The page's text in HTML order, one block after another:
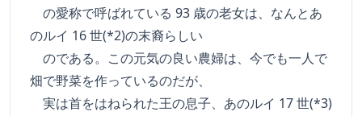
の愛称で呼ばれている 93 歳の老女は、なんとあ
のルイ 16 世(*2)の末裔らしい
のである。この元気の良い農婦は、今でも一人で
畑で野菜を作っているのだが、
実は首をはねられた王の息子、あのルイ 17 世(*3)